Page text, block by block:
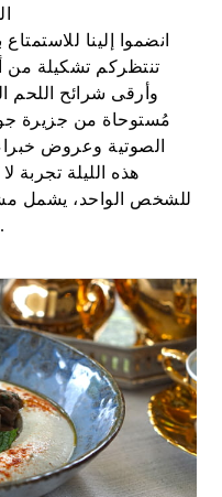
انضموا إلينا
تنتظركم تشكيلة من
وأرقى شرائح اللحم
مُستوحاة من جزيرة
الصوتية وعروض
للشخص الواحد، يشمل
الأخرى حسب الطلب من القائمة.